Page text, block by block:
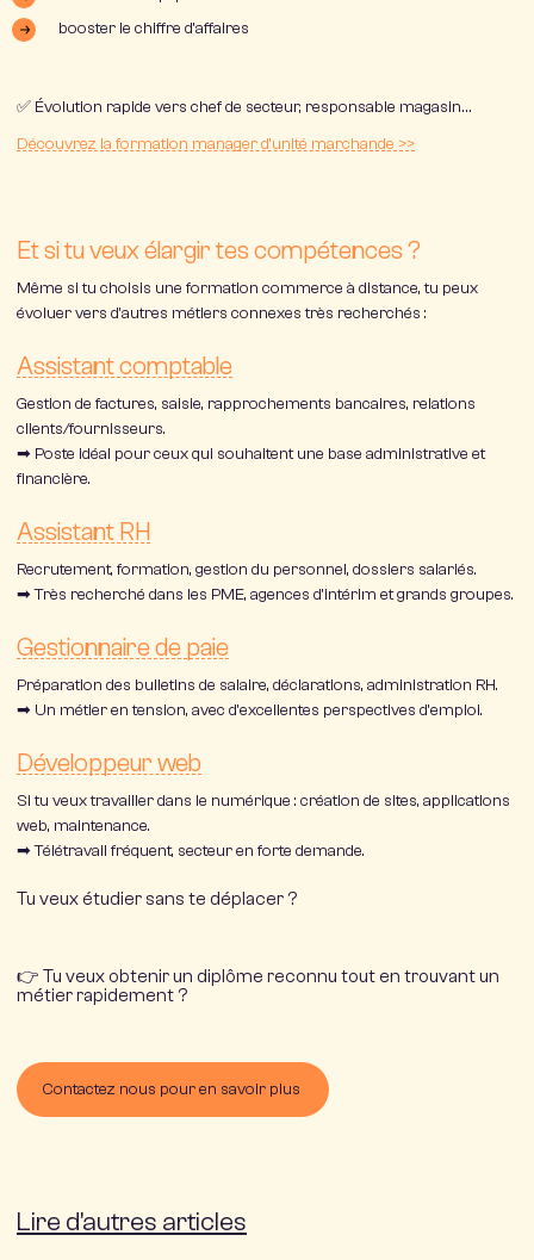
booster le chiffre d’affaires
✅ Évolution rapide vers chef de secteur, responsable magasin…
Découvrez la formation manager d’unité marchande >>
Et si tu veux élargir tes compétences ?
Même si tu choisis une formation commerce à distance, tu peux
évoluer vers d’autres métiers connexes très recherchés :
Assistant comptable
Gestion de factures, saisie, rapprochements bancaires, relations
clients/fournisseurs.
➡ Poste idéal pour ceux qui souhaitent une base administrative et
financière.
Assistant RH
Recrutement, formation, gestion du personnel, dossiers salariés.
➡ Très recherché dans les PME, agences d’intérim et grands groupes.
Gestionnaire de paie
Préparation des bulletins de salaire, déclarations, administration RH.
➡ Un métier en tension, avec d’excellentes perspectives d’emploi.
Développeur web
Si tu veux travailler dans le numérique : création de sites, applications
web, maintenance.
➡ Télétravail fréquent, secteur en forte demande.
Tu veux étudier sans te déplacer ?
👉 Tu veux obtenir un diplôme reconnu tout en trouvant un
métier rapidement ?
Contactez nous pour en savoir plus
Lire d'autres articles